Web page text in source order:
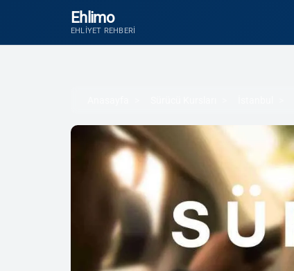
Ehlimo
EHLIYET REHBERI